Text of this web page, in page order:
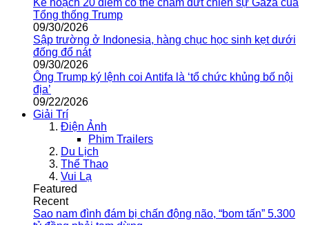
Kế hoạch 20 điểm có thể chấm dứt chiến sự Gaza của
Tổng thống Trump
09/30/2026
Sập trường ở Indonesia, hàng chục học sinh kẹt dưới
đống đổ nát
09/30/2026
Ông Trump ký lệnh coi Antifa là ‘tổ chức khủng bố nội
địa’
09/22/2026
Giải Trí
Điện Ảnh
Phim Trailers
Du Lịch
Thể Thao
Vui Lạ
Featured
Recent
Sao nam đình đám bị chấn động não, “bom tấn” 5.300